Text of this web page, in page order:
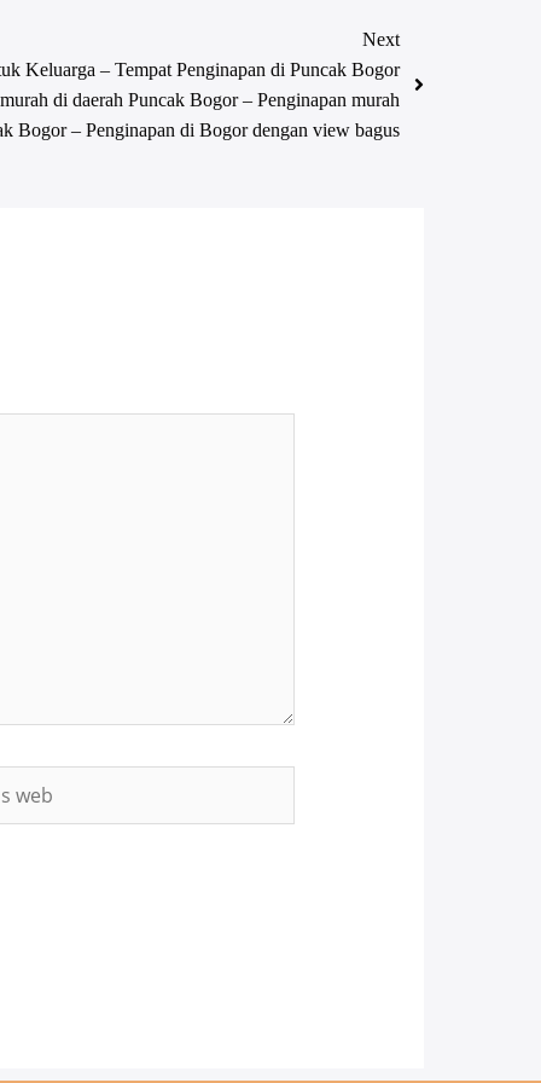
Next
Keluarga – Tempat Penginapan di Puncak Bogor
di daerah Puncak Bogor – Penginapan murah
Bogor – Penginapan di Bogor dengan view bagus